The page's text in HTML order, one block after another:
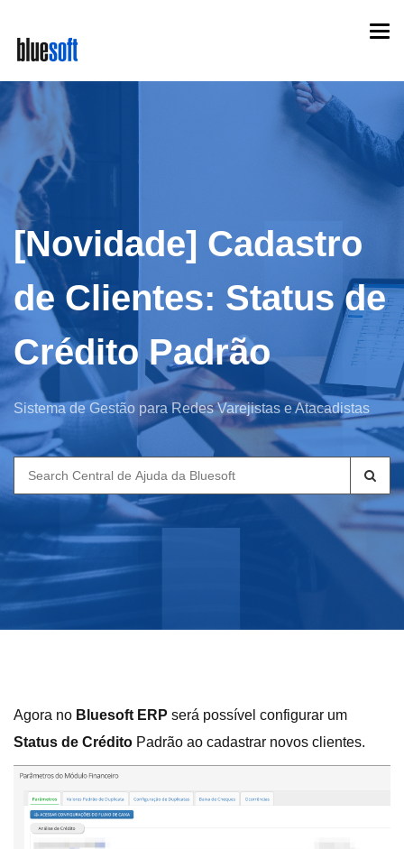
main
content
[Novidade] Cadastro
de Clientes: Status de
Crédito Padrão
Sistema de Gestão para Redes Varejistas e Atacadistas
Search
for:
Agora no Bluesoft ERP será possível configurar um
Status de Crédito Padrão ao cadastrar novos clientes.